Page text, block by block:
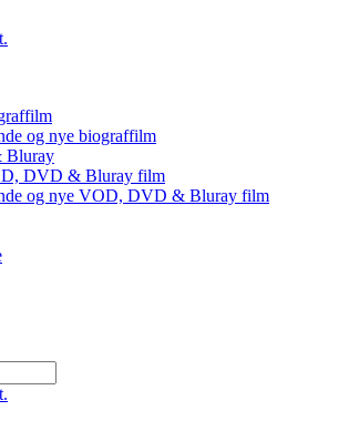
og nye biograffilm
DVD & Bluray film
og nye VOD, DVD & Bluray film